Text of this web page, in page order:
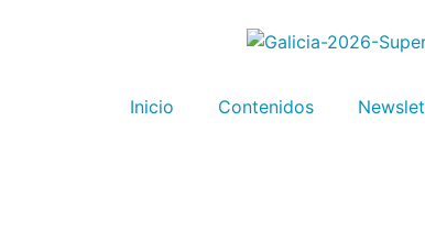
Inicio Contenidos